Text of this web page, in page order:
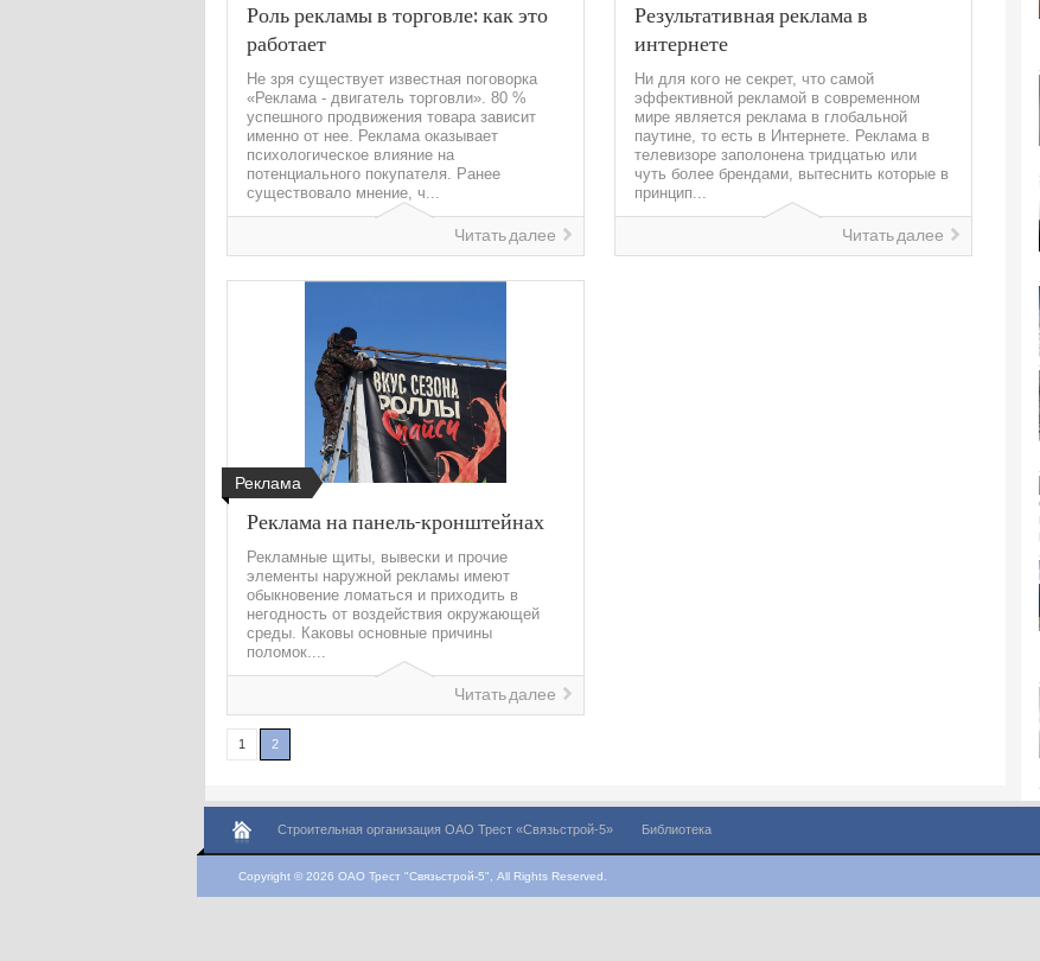
Роль рекламы в торговле: как это
работает
Не зря существует известная поговорка
«Реклама - двигатель торговли». 80 %
успешного продвижения товара зависит
именно от нее. Реклама оказывает
психологическое влияние на
потенциального покупателя. Ранее
существовало мнение, ч...
Читать далее
Результативная реклама в
интернете
Ни для кого не секрет, что самой
эффективной рекламой в современном
мире является реклама в глобальной
паутине, то есть в Интернете. Реклама в
телевизоре заполонена тридцатью или
чуть более брендами, вытеснить которые в
принцип...
Читать далее
Реклама
Реклама на панель-кронштейнах
Рекламные щиты, вывески и прочие
элементы наружной рекламы имеют
обыкновение ломаться и приходить в
негодность от воздействия окружающей
среды. Каковы основные причины
поломок....
Читать далее
1 2
Строительная организация ОАО Трест «Связьстрой-5» Библиотека
Copyright © 2026 ОАО Трест "Связьстрой-5", All Rights Reserved.